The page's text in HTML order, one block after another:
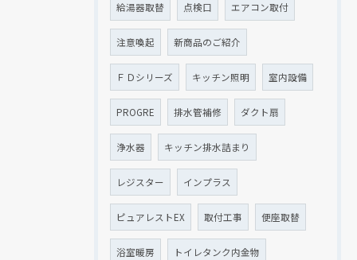
給湯器取替 点検口 エアコン取付
注意喚起 新商品のご紹介
ＦＤシリーズ キッチン照明 室内設備
PROGRE 排水管補修 ダクト扇
浄水器 キッチン排水詰まり
レジスター インプラス
ピュアレストEX 取付工事 便座取替
浴室暖房 トイレタンク内金物